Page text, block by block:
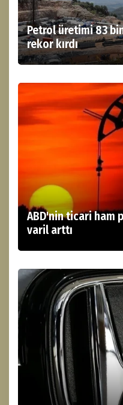
Petrol üretimi 83
rekor kırdı
ABD'nin ticari ham
varil arttı